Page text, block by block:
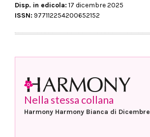
Disp. in edicola: 17 dicembre 2025
ISSN: 977112254200652152
Nella stessa collana
Harmony Harmony Bianca di Dicembre